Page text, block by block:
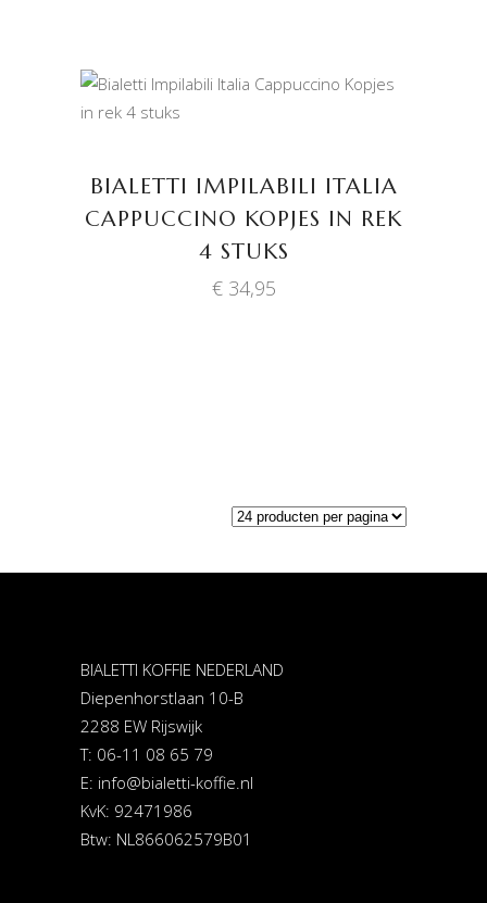
BIALETTI IMPILABILI ITALIA
CAPPUCCINO KOPJES IN REK
4 STUKS
€34,95
BIALETTI KOFFIE NEDERLAND
Diepenhorstlaan 10-B
2288 EW Rijswijk
T: 06-11 08 65 79
E: info@bialetti-koffie.nl
KvK: 92471986
Btw: NL866062579B01